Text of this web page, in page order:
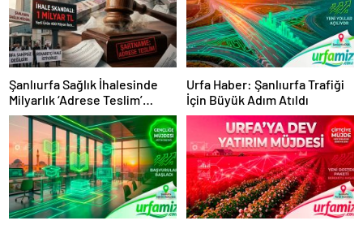
Şanlıurfa Sağlık İhalesinde
Milyarlık ‘Adrese Teslim’
Skandalı İddiası!
Urfa Haber: Şanlıurfa Trafiği
İçin Büyük Adım Atıldı